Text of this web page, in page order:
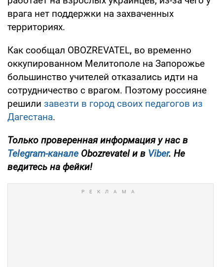
врага нет поддержки на захваченных
территориях.
Как сообщал OBOZREVATEL, во временно
оккупированном Мелитополе на Запорожье
большинство учителей отказались идти на
сотрудничество с врагом. Поэтому россияне
решили завезти в город своих педагогов из
Дагестана.
Только проверенная информация у нас в
Telegram-канале Obozrevatel и в Viber. Не
ведитесь на фейки!